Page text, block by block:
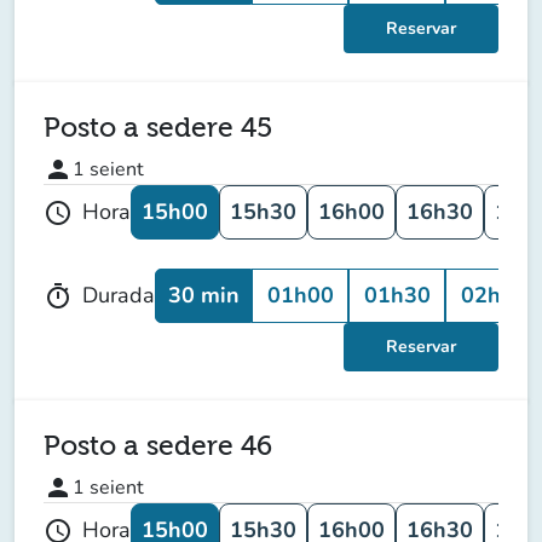
Reservar
Posto a sedere 45
person 1 seient
schedule Hora 15h00 15h30 16h00 16h30
timer Durada 30 min 01h00 01h30 02h00
Reservar
Posto a sedere 46
person 1 seient
schedule Hora 15h00 15h30 16h00 16h30